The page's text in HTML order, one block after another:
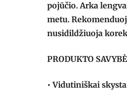
pojūčio. Arka
metu.
nusidildžiuoja
PRODUKTO
• Vidutiniškai